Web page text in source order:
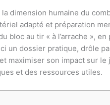
dimension humaine du
adapté et préparation
bloc au tir « à l’arrache »,
un dossier pratique, drôle
maximiser son impact sur
et des ressources utiles.